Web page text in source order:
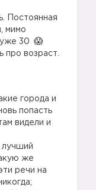
Постоянная
мимо
30
про возраст.
города и
попасть
видели и
лучший
же
речи на